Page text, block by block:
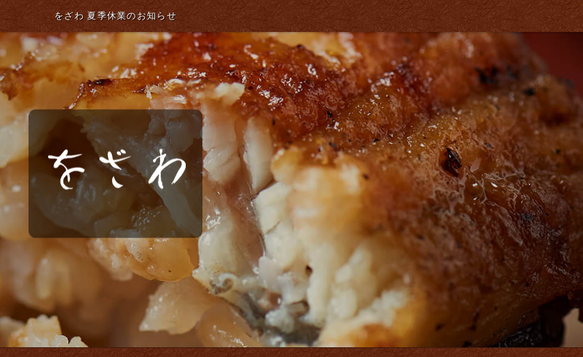
をざわ 夏季休業のお知らせ